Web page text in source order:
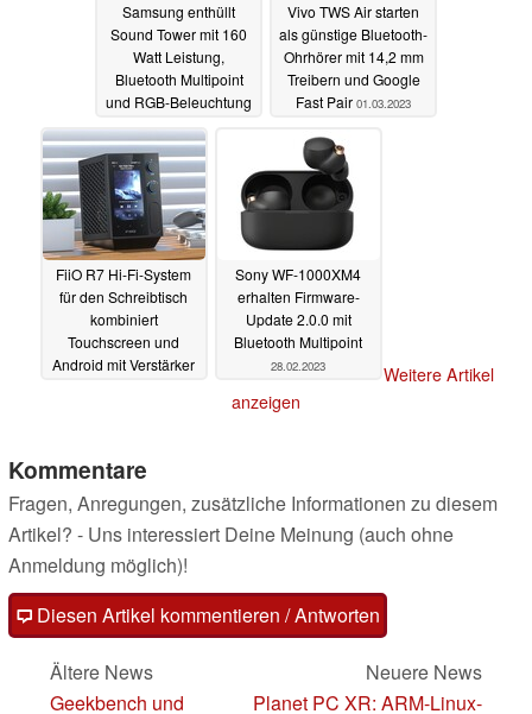
Samsung enthüllt
Sound Tower mit 160
Watt Leistung,
Bluetooth Multipoint
und RGB-Beleuchtung
Vivo TWS Air starten
als günstige Bluetooth-
Ohrhörer mit 14,2 mm
Treibern und Google
Fast Pair 01.03.2023
FiiO R7 Hi-Fi-System
für den Schreibtisch
kombiniert
Touchscreen und
Android mit Verstärker
Sony WF-1000XM4
erhalten Firmware-
Update 2.0.0 mit
Bluetooth Multipoint
28.02.2023
Weitere Artikel
anzeigen
Kommentare
Fragen, Anregungen, zusätzliche Informationen zu diesem
Artikel? - Uns interessiert Deine Meinung (auch ohne
Anmeldung möglich)!
Diesen Artikel kommentieren / Antworten
Ältere News
Geekbench und
Neuere News
Planet PC XR: ARM-Linux-